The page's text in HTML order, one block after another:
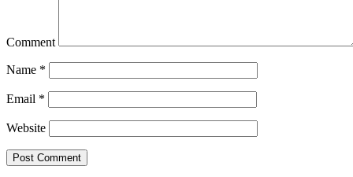
Comment
Name *
Email *
Website